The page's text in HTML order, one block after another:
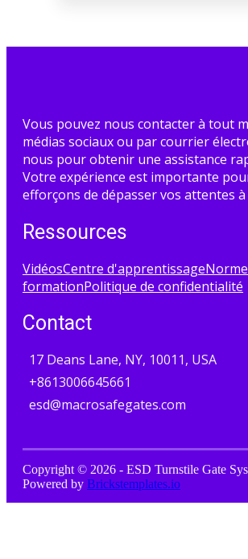
Vous pouvez nous contacter à tout
médias sociaux ou par courrier
nous pour obtenir une assistance
Votre expérience est importante
efforçons de dépasser vos attentes
Ressources
VidéosCentre d'apprentissage
formationPolitique de confidentialité
Contact
17 Deans Lane, NY, 10011, USA
+8613006645661
esd@macrosafegates.com
Copyright © 2026 - ESD Turnstile Gate
Powered by Brickstemplates.io